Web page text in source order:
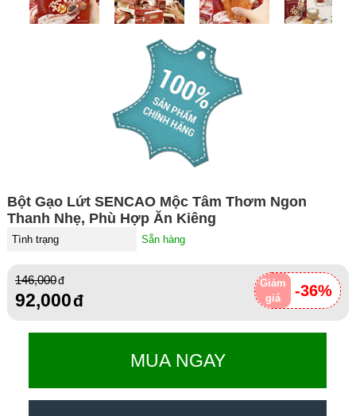
Bột Gạo Lứt SENCAO Mộc Tâm Thơm Ngon
Thanh Nhẹ, Phù Hợp Ăn Kiêng
Tình trạng Sẵn hàng
Giảm
giá
-36%
146,000
92,000
MUA NGAY